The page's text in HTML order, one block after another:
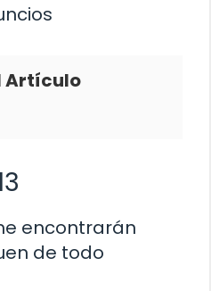
Artículo
encontrarán
de todo